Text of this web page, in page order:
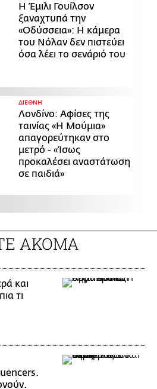
Η Έμιλι Γουίλσον
ξαναχτυπά την
«Οδύσσεια»: Η κάμερα
του Νόλαν δεν πιστεύει
όσα λέει το σενάριό του
ΔΙΕΘΝΗ
Λονδίνο: Αφίσες της
ταινίας «Η Μούμια»
απαγορεύτηκαν στο
μετρό - «Ίσως
προκαλέσει αναστάτωση
σε παιδιά»
ΑΚΟΜΑ
και
τι